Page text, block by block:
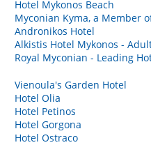
Hotel Mykonos Beach
Myconian Kyma, a Member
Andronikos Hotel
Alkistis Hotel Mykonos -
Royal Myconian - Leading
Vienoula's Garden Hotel
Hotel Olia
Hotel Petinos
Hotel Gorgona
Hotel Ostraco